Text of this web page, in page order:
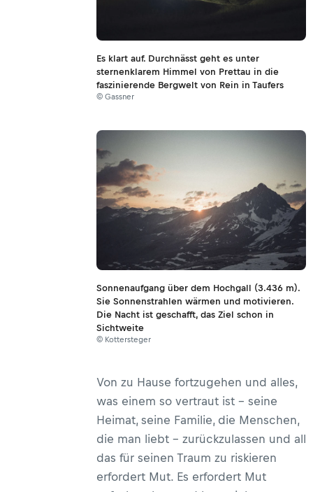
Es klart auf. Durchnässt geht es unter
sternenklarem Himmel von Prettau in die
faszinierende Bergwelt von Rein in Taufers
© Gassner
Sonnenaufgang über dem Hochgall (3.436 m).
Sie Sonnenstrahlen wärmen und motivieren.
Die Nacht ist geschafft, das Ziel schon in
Sichtweite
© Kottersteger
Von zu Hause fortzugehen und alles,
was einem so vertraut ist ­– seine
Heimat, seine Familie, die Menschen,
die man liebt – zurückzulassen und all
das für seinen Traum zu riskieren
erfordert Mut. Es erfordert Mut